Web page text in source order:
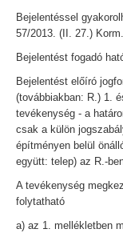
Bejelentéssel
57/2013. (II. 27.)
Bejelentést fogadó
Bejelentést előíró
(továbbiakban: R.) 1.
tevékenység - a
csak a külön
építményen belül
együtt: telep) az R.-
A tevékenység
folytatható
a) az 1. mellékletben